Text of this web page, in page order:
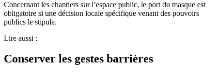
Concernant les chantiers sur l’espace public, le port du masque est
obligatoire si une décision locale spécifique venant des pouvoirs
publics le stipule.
Lire aussi :
Conserver les gestes barrières